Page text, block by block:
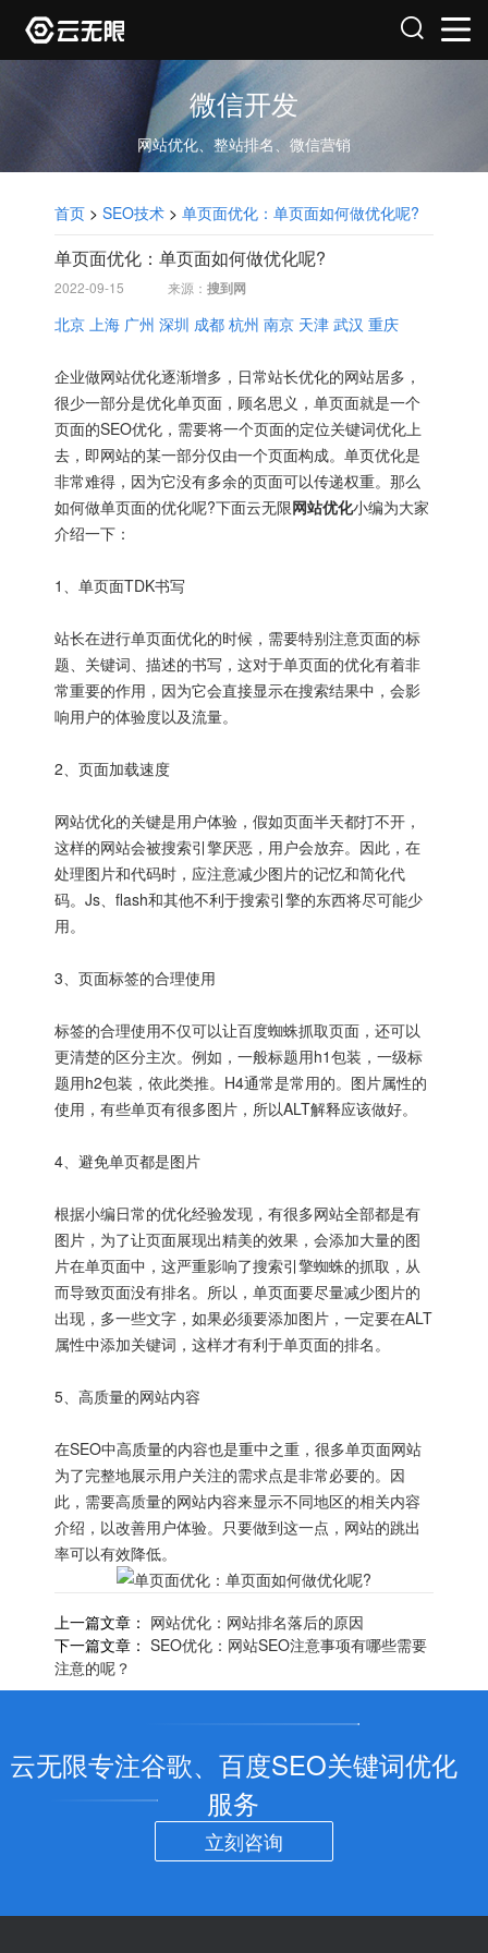
微信开发
网站优化、整站排名、微信营销
首页 > SEO技术 > 单页面优化：单页面如何做优化呢?
单页面优化：单页面如何做优化呢?
2022-09-15 来源： 搜到网
北京 上海 广州 深圳 成都 杭州 南京 天津 武汉 重庆
企业做网站优化逐渐增多，日常站长优化的网站居多，
很少一部分是优化单页面，顾名思义，单页面就是一个
页面的SEO优化，需要将一个页面的定位关键词优化上
去，即网站的某一部分仅由一个页面构成。单页优化是
非常难得，因为它没有多余的页面可以传递权重。那么
如何做单页面的优化呢?下面云无限网站优化小编为大家
介绍一下：
1、单页面TDK书写
站长在进行单页面优化的时候，需要特别注意页面的标
题、关键词、描述的书写，这对于单页面的优化有着非
常重要的作用，因为它会直接显示在搜索结果中，会影
响用户的体验度以及流量。
2、页面加载速度
网站优化的关键是用户体验，假如页面半天都打不开，
这样的网站会被搜索引擎厌恶，用户会放弃。因此，在
处理图片和代码时，应注意减少图片的记忆和简化代
码。Js、flash和其他不利于搜索引擎的东西将尽可能少
用。
3、页面标签的合理使用
标签的合理使用不仅可以让百度蜘蛛抓取页面，还可以
更清楚的区分主次。例如，一般标题用h1包装，一级标
题用h2包装，依此类推。H4通常是常用的。图片属性的
使用，有些单页有很多图片，所以ALT解释应该做好。
4、避免单页都是图片
根据小编日常的优化经验发现，有很多网站全部都是有
图片，为了让页面展现出精美的效果，会添加大量的图
片在单页面中，这严重影响了搜索引擎蜘蛛的抓取，从
而导致页面没有排名。所以，单页面要尽量减少图片的
出现，多一些文字，如果必须要添加图片，一定要在ALT
属性中添加关键词，这样才有利于单页面的排名。
5、高质量的网站内容
在SEO中高质量的内容也是重中之重，很多单页面网站
为了完整地展示用户关注的需求点是非常必要的。因
此，需要高质量的网站内容来显示不同地区的相关内容
介绍，以改善用户体验。只要做到这一点，网站的跳出
率可以有效降低。
上一篇文章： 网站优化：网站排名落后的原因
下一篇文章： SEO优化：网站SEO注意事项有哪些需要
注意的呢？
云无限专注谷歌、百度SEO关键词优化
服务
立刻咨询